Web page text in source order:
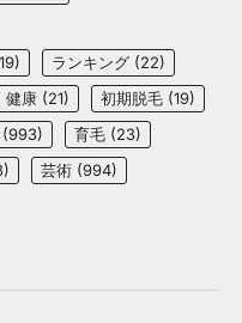
ランキング (22)
健康 (21) 初期脱毛 (19)
(993) 育毛 (23)
芸術 (994)